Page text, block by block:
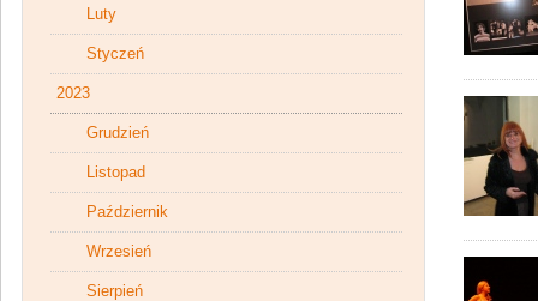
Luty
Styczeń
2023
Grudzień
Listopad
Październik
Wrzesień
Sierpień